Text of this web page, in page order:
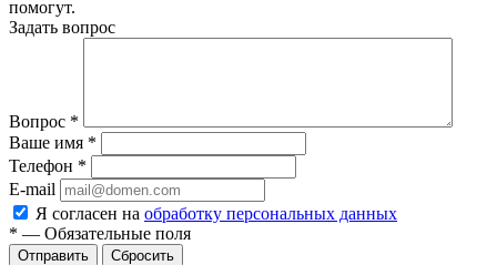
помогут.
Задать вопрос
Вопрос *
Ваше имя *
Телефон *
E-mail
Я согласен на обработку персональных данных
* — Обязательные поля
Сбросить